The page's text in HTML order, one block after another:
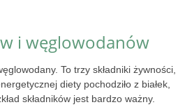
i węglowodanów
To trzy składniki żywności,
diety pochodziło z białek,
składników jest bardzo ważny.